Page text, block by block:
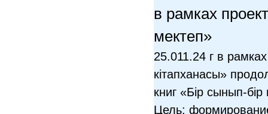
в рамках
мектеп»
25.011.24 г в
кітапханасы»
книг «Бір сынып-
Цель: